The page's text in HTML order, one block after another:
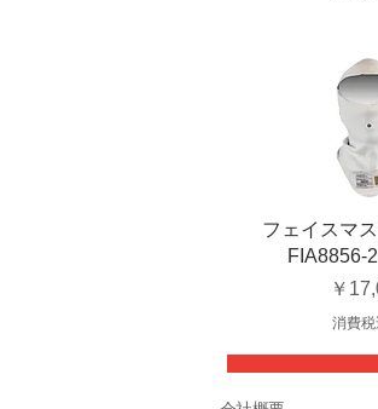
フェイスマ
FIA8856-
価格
￥
消費